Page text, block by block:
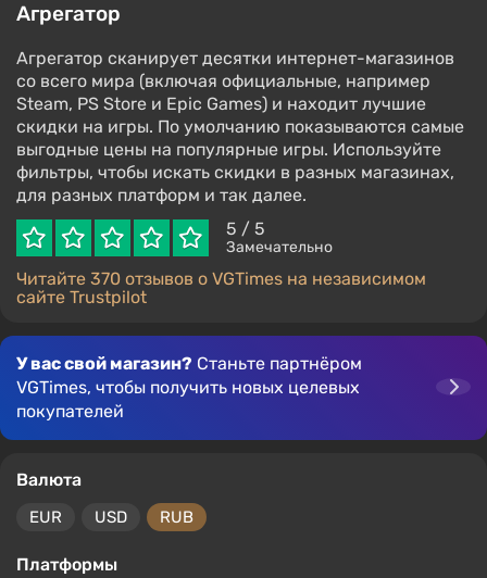
Агрегатор
Агрегатор сканирует десятки интернет-магазинов
со всего мира (включая официальные, например
Steam, PS Store и Epic Games) и находит лучшие
скидки на игры. По умолчанию показываются самые
выгодные цены на популярные игры. Используйте
фильтры, чтобы искать скидки в разных магазинах,
для разных платформ и так далее.
5 / 5
Замечательно
Читайте 370 отзывов о VGTimes на независимом
сайте Trustpilot
У вас свой магазин? Станьте партнёром
VGTimes, чтобы получить новых целевых
покупателей
Валюта
EUR USD RUB
Платформы